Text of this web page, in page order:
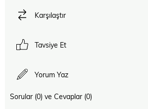
Karşılaştır
Tavsiye Et
Yorum Yaz
Sorular (0) ve Cevaplar (0)